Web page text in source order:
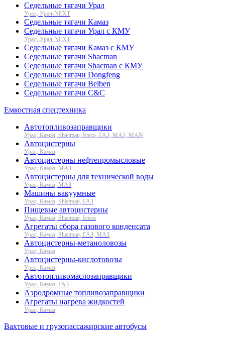
Седельные тягачи Урал
Урал, Урал-NEXT
Седельные тягачи Камаз
Седельные тягачи Урал с КМУ
Урал, Урал-NEXT
Седельные тягачи Камаз с КМУ
Седельные тягачи Shacman
Седельные тягачи Shacman с КМУ
Седельные тягачи Dongfeng
Седельные тягачи Beiben
Седельные тягачи C&C
Емкостная спецтехника
Автотопливозаправщики
Урал, Камаз, Shacman, Iveco, ГАЗ, МАЗ, MAN
Автоцистерны
Урал, Камаз
Автоцистерны нефтепромысловые
Урал, Камаз, МАЗ
Автоцистерны для технической воды
Урал, Камаз, МАЗ
Машины вакуумные
Урал, Камаз, Shacman, ГАЗ
Пищевые автоцистерны
Урал, Камаз, Shacman, Iveco
Агрегаты сбора газового конденсата
Урал, Камаз, Shacman, ГАЗ, МАЗ
Автоцистерны-метаноловозы
Урал, Камаз
Автоцистерны-кислотовозы
Урал, Камаз
Автотопливомаслозаправщики
Урал, Камаз, ГАЗ
Аэродромные топливозаправщики
Агрегаты нагрева жидкостей
Урал, Камаз
Вахтовые и грузопассажирские автобусы